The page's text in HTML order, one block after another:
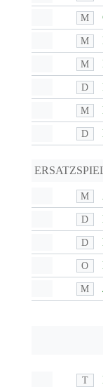
M
M
M
D
M
D
M
D
D
O
M
T